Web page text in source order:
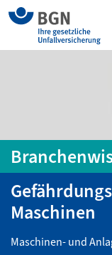
Maschinen
Maschinen- und